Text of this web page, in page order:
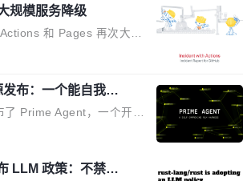
Shen，一位 ICLR 2
...
不需要解释，但 FA2 是他
复杂度恰到好处，刚好能
还没被那些"邪恶的" Hopp
够容易修改和适配。 更关
...
和分布式能力，为不同类
接与互联提供关键支撑，
品创新与商业增长打开新
源鸿蒙智能硬件开发者日
Hardware Develope
。活动面向智能硬件产业
行业专家与资深技术顾
能力、设备适配、芯片适
、兼容性测评及统一互联
规模服务降级
和 Pages 再次大规
完全不可用超过 5 小时，
托管 runner 也因调度层故
Copilot code review、C
部受影响。从检测到完全
这是 2026 年 8 月的第六
AI/Copilot 服务相关。 Git
HN 讨论中贴出了一组数
布：一个能自我改
AGI 3 超越人类
Prime Agent，一个开源
，核心设计围绕两个抽
Model（RLM）和 C
ARC-AGI 3 基准测试
LLM 政策：不禁